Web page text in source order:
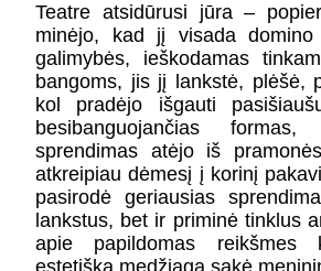
Teatre atsidūrusi jūra –
minėjo, kad jį visada
galimybės, ieškodamas
bangoms, jis jį lankstė, plėšė,
kol pradėjo išgauti
besibanguojančias
sprendimas atėjo iš
atkreipiau dėmesį į korinį
pasirodė geriausias
lankstus, bet ir priminė tinklus
apie papildomas
estetišką medžiagą sakė